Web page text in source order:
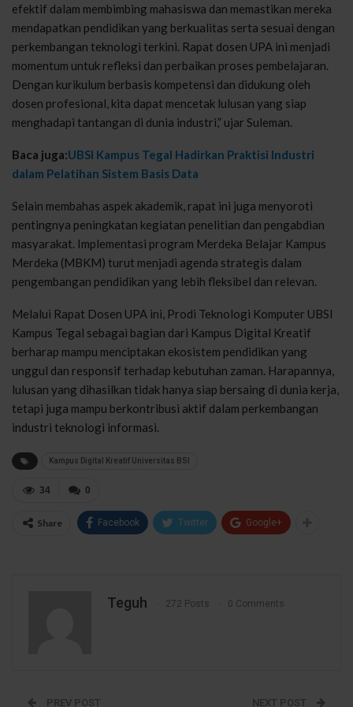
efektif dalam membimbing mahasiswa dan memastikan mereka
mendapatkan pendidikan yang berkualitas serta sesuai dengan
perkembangan teknologi terkini. Rapat dosen UPA ini menjadi
momentum untuk refleksi dan perbaikan proses pembelajaran.
Dengan kurikulum berbasis kompetensi dan didukung oleh
dosen profesional, kita dapat mencetak lulusan yang siap
menghadapi tantangan di dunia industri,” ujar Suleman.
Baca juga:UBSI Kampus Tegal Hadirkan Praktisi Industri
dalam Pelatihan Sistem Basis Data
Selain membahas aspek akademik, rapat ini juga menyoroti
pentingnya peningkatan kegiatan penelitian dan pengabdian
masyarakat. Implementasi program Merdeka Belajar Kampus
Merdeka (MBKM) turut menjadi agenda strategis dalam
pengembangan pendidikan yang lebih fleksibel dan relevan.
Melalui Rapat Dosen UPA ini, Prodi Teknologi Komputer UBSI
Kampus Tegal sebagai bagian dari Kampus Digital Kreatif
berharap mampu menciptakan ekosistem pendidikan yang
unggul dan responsif terhadap kebutuhan zaman. Harapannya,
lulusan yang dihasilkan tidak hanya siap bersaing di dunia kerja,
tetapi juga mampu berkontribusi aktif dalam perkembangan
industri teknologi informasi.
Kampus Digital Kreatif Universitas BSI
0
34
Share Facebook Twitter Google+
Teguh 272 Posts 0 Comments
PREV POST NEXT POST